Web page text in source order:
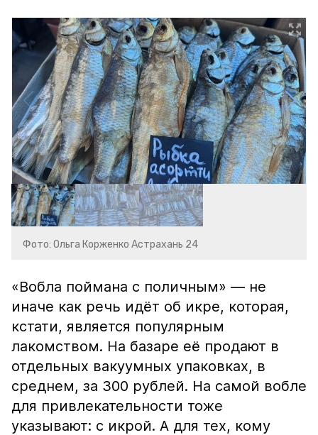
Фото: Ольга Корженко Астрахань 24
«Вобла поймана с поличным» — не
иначе как речь идёт об икре, которая,
кстати, является популярным
лакомством. На базаре её продают в
отдельных вакуумных упаковках, в
среднем, за 300 рублей. На самой вобле
для привлекательности тоже
указывают: с икрой. А для тех, кому